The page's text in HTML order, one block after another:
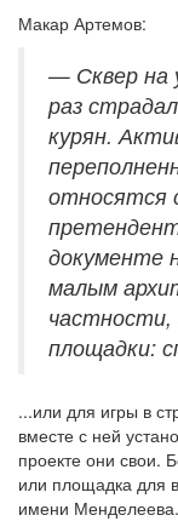
Макар Артемов:
— Сквер на
раз
курян.
относятся
документе
малым
частности,
площадки:
...или для игры в
вместе с ней
проекте они свои.
или площадка для
имени Менделеева.